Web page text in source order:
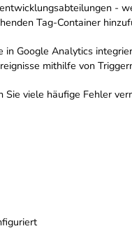
-
Tag-Container
Google Analytics
mithilfe von
viele häufige Fehler